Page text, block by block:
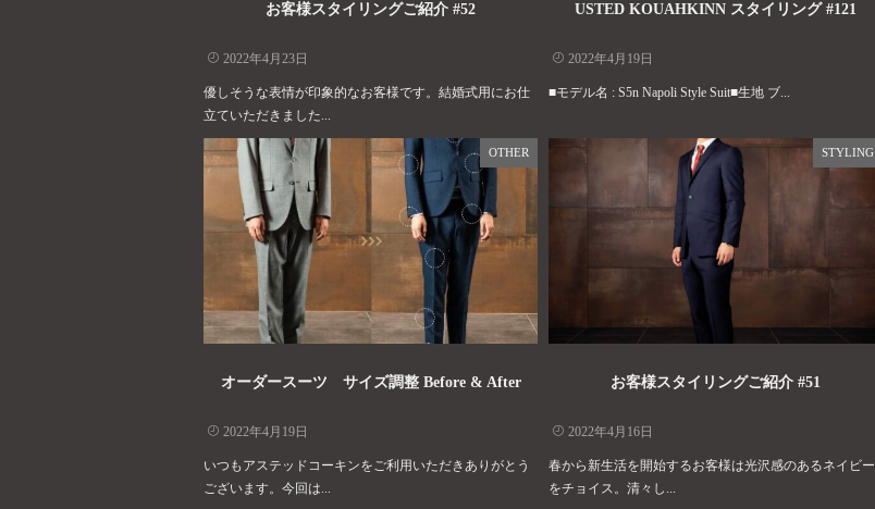
お客様スタイリングご紹介 #52
2022年4月23日
優しそうな表情が印象的なお客様です。結婚式用にお仕
立ていただきました...
USTED KOUAHKINN スタイリング #121
2022年4月19日
■モデル名 : S5n Napoli Style Suit■生地 ブ...
OTHER
オーダースーツ サイズ調整 Before & After
2022年4月19日
いつもアステッドコーキンをご利用いただきありがとう
ございます。今回は...
STYLING
お客様スタイリングご紹介 #51
2022年4月16日
春から新生活を開始するお客様は光沢感のあるネイビー
をチョイス。清々し...